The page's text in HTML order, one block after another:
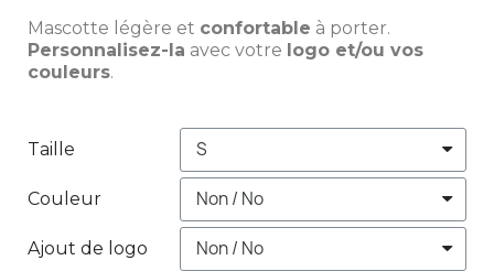
Mascotte légère et confortable à porter.
Personnalisez-la avec votre logo et/ou vos
couleurs.
Taille
Couleur
Ajout de logo